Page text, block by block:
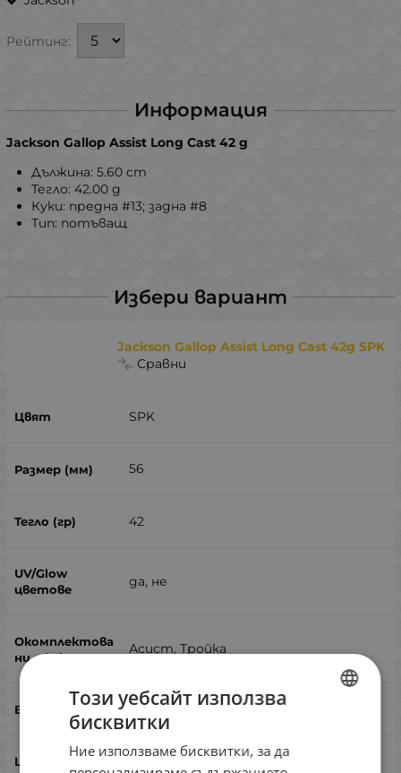
Рейтинг:
Информация
Jackson Gallop Assist Long Cast 42 g
Дължина: 5.60 cm
Тегло: 42.00 g
Куки: предна #13; задна #8
Тип: потъващ
Избери вариант
Jackson Gallop Assist Long Cast 42g SPK
Сравни
SPK
56
42
да, не
Асист, Тройка
лаврак, лефер, паламуд
Този уебсайт използва
бисквитки
Ние използваме бисквитки, за да